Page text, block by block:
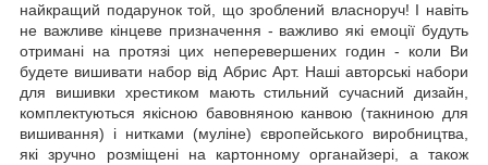
найкращий подарунок той, що зроблений власноруч! І навіть
не важливе кінцеве призначення - важливо які емоції будуть
отримані на протязі цих неперевершених годин - коли Ви
будете вишивати набор від Абрис Арт. Наші авторські набори
для вишивки хрестиком мають стильний сучасний дизайн,
комплектуються якісною бавовняною канвою (такниною для
вишивання) і нитками (муліне) європейського виробництва,
які зручно розміщені на картонному органайзері, а також